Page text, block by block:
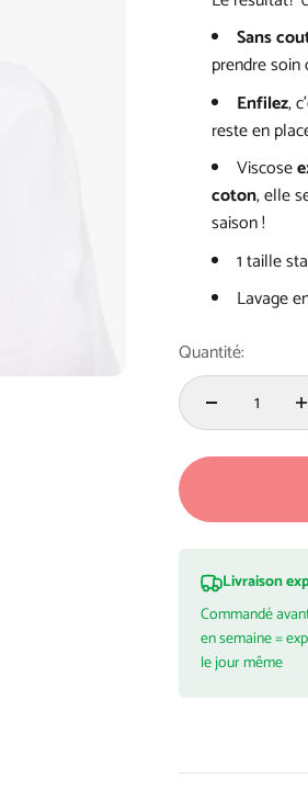
Sans
prendre
Enfilez,
reste en
Viscose
coton, elle
saison !
1 taille
Lavage
Quantité:
Livraison
Commandé
en semaine =
le jour même